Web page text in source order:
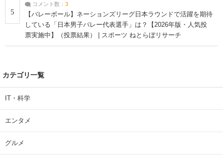
5
コメント数： 3
【バレーボール】ネーションズリーグ日本ラウンドで活躍を期待
している「日本男子バレー代表選手」は？【2026年版・人気投
票実施中】（投票結果） | スポーツ ねとらぼリサーチ
カテゴリ一覧
IT・科学
エンタメ
グルメ